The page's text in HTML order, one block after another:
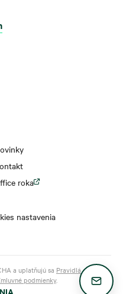
roka
nastavenia
a uplatňujú sa Pravidlá ochrany
podmienky.